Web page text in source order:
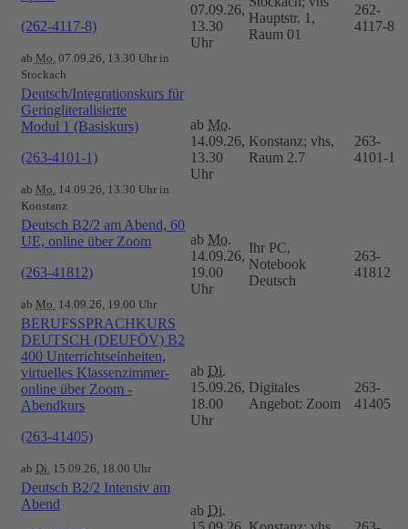
(262-4117-8)
ab Mo. 07.09.26, 13.30 Uhr in
Stockach
07.09.26,
13.30
Uhr
Hauptstr. 1,
Raum 01
262-
4117-8
Deutsch/Integrationskurs für
Geringliteralisierte
Modul 1 (Basiskurs)
(263-4101-1)
ab Mo. 14.09.26, 13.30 Uhr in
Konstanz
ab Mo.
14.09.26,
13.30
Uhr
Konstanz; vhs,
Raum 2.7
263-
4101-1
Deutsch B2/2 am Abend, 60
UE, online über Zoom
(263-41812)
ab Mo. 14.09.26, 19.00 Uhr
ab Mo.
14.09.26,
19.00
Uhr
Ihr PC,
Notebook
Deutsch
263-
41812
BERUFSSPRACHKURS
DEUTSCH (DEUFÖV) B2
400 Unterrichtseinheiten,
virtuelles Klassenzimmer-
online über Zoom -
Abendkurs
(263-41405)
ab Di. 15.09.26, 18.00 Uhr
ab Di.
15.09.26,
18.00
Uhr
Digitales
Angebot: Zoom
263-
41405
Deutsch B2/2 Intensiv am
Abend
ab Di.